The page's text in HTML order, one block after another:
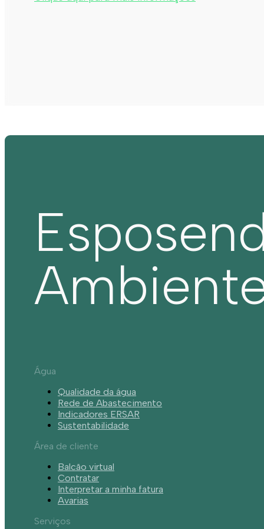
Água
Qualidade da água
Rede de Abastecimento
Indicadores ERSAR
Sustentabilidade
Área de cliente
Balcão virtual
Contratar
Interpretar a minha fatura
Avarias
Serviços